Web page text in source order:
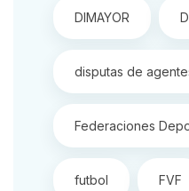
DIMAYOR
disputas de
Federaciones
futbol FVF